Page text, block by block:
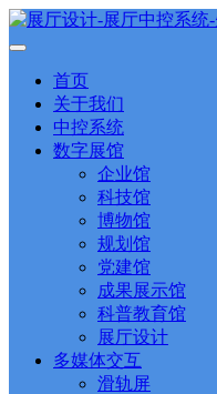
首页
关于我们
中控系统
数字展馆
企业馆
科技馆
博物馆
规划馆
党建馆
成果展示馆
科普教育馆
展厅设计
多媒体交互
滑轨屏